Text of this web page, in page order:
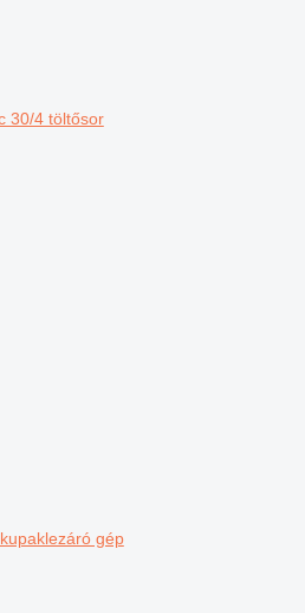
30/4 töltősor
gép